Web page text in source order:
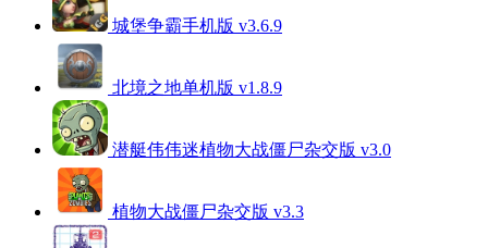
城堡争霸手机版 v3.6.9
北境之地单机版 v1.8.9
潜艇伟伟迷植物大战僵尸杂交版 v3.0
植物大战僵尸杂交版 v3.3